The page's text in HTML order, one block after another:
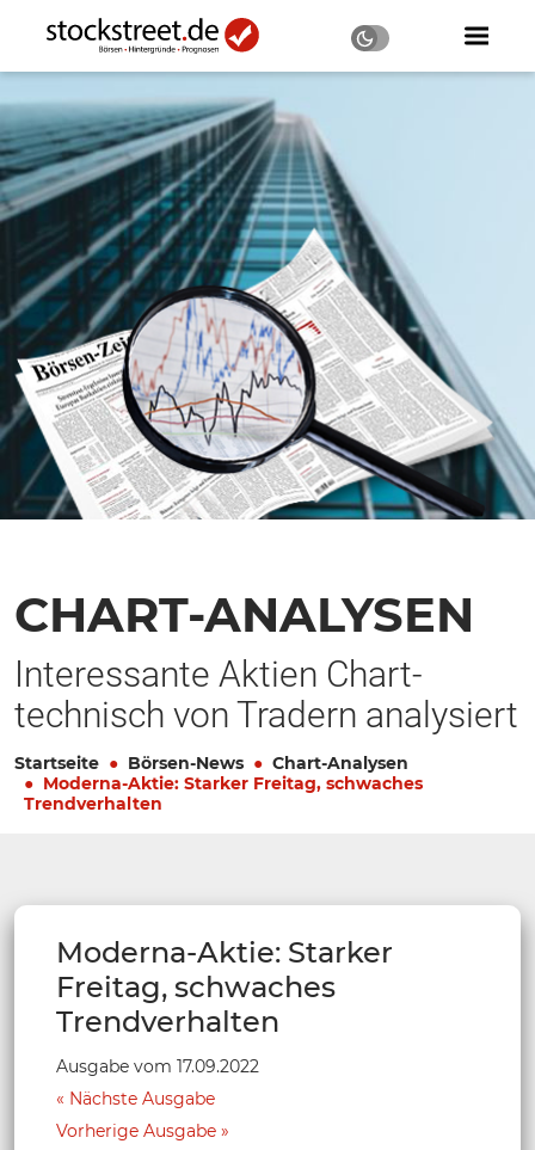
CHART-ANALYSEN
Interessante Aktien Chart-
technisch von Tradern analysiert
Startseite Börsen-News
Chart-Analysen
Moderna-Aktie: Starker Freitag, schwaches
Trendverhalten
Moderna-Aktie: Starker
Freitag, schwaches
Trendverhalten
Ausgabe vom 17.09.2022
Nächste Ausgabe
Vorherige Ausgabe